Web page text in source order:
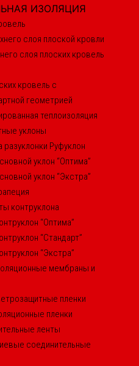
ИЗОЛЯЦИЯ
слоя плоской кровли
слоя плоских кровель
кровель с
геометрией
теплоизоляция
уклоны
разуклонки Руфуклон
уклон “Оптима”
уклон “Экстра”
контруклона
“Оптима”
“Стандарт”
“Экстра”
мембраны и
пленки
пленки
ленты
соединительные